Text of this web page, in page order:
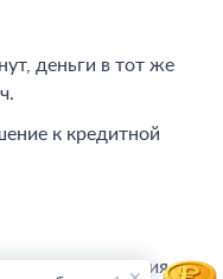
деньги в тот же
к кредитной
о доходах, копия